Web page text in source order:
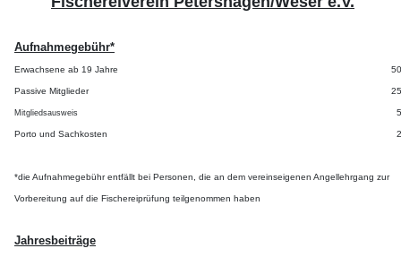
Aufnahmegebühr*
Erwachsene ab 19 Jahre
Passive Mitglieder
Mitgliedsausweis
Porto und Sachkosten
*die Aufnahmegebühr entfällt bei Personen, die an dem vereinseigenen Angellehrgang zur
Vorbereitung auf die Fischereiprüfung teilgenommen haben
Jahresbeiträge